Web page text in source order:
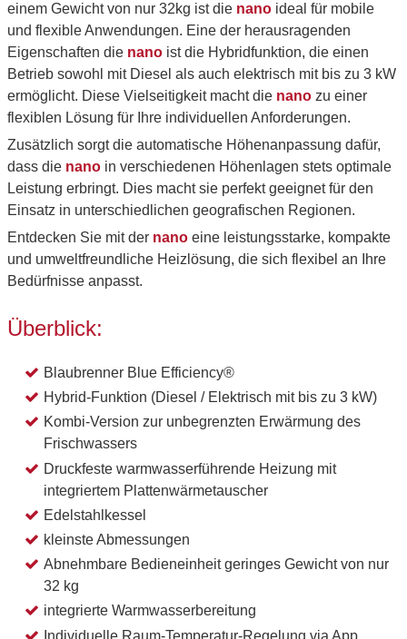
einem Gewicht von nur 32kg ist die nano ideal für mobile
und flexible Anwendungen. Eine der herausragenden
Eigenschaften die nano ist die Hybridfunktion, die einen
Betrieb sowohl mit Diesel als auch elektrisch mit bis zu 3 kW
ermöglicht. Diese Vielseitigkeit macht die nano zu einer
flexiblen Lösung für Ihre individuellen Anforderungen.
Zusätzlich sorgt die automatische Höhenanpassung dafür,
dass die nano in verschiedenen Höhenlagen stets optimale
Leistung erbringt. Dies macht sie perfekt geeignet für den
Einsatz in unterschiedlichen geografischen Regionen.
Entdecken Sie mit der nano eine leistungsstarke, kompakte
und umweltfreundliche Heizlösung, die sich flexibel an Ihre
Bedürfnisse anpasst.
Überblick:
Blaubrenner Blue Efficiency®
Hybrid-Funktion (Diesel / Elektrisch mit bis zu 3 kW)
Kombi-Version zur unbegrenzten Erwärmung des
Frischwassers
Druckfeste warmwasserführende Heizung mit
integriertem Plattenwärmetauscher
Edelstahlkessel
kleinste Abmessungen
Abnehmbare Bedieneinheit geringes Gewicht von nur
32 kg
integrierte Warmwasserbereitung
Individuelle Raum-Temperatur-Regelung via App